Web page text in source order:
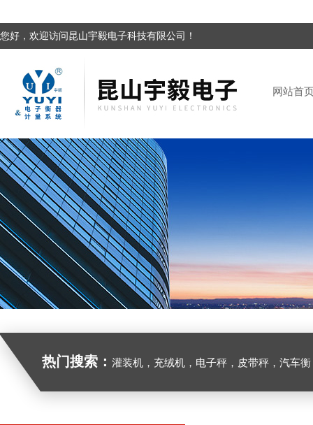
您好，欢迎访问昆山宇毅电子科技有限公司！
网站首
热门搜索： 灌装机，充绒机，电子秤，皮带秤，汽车